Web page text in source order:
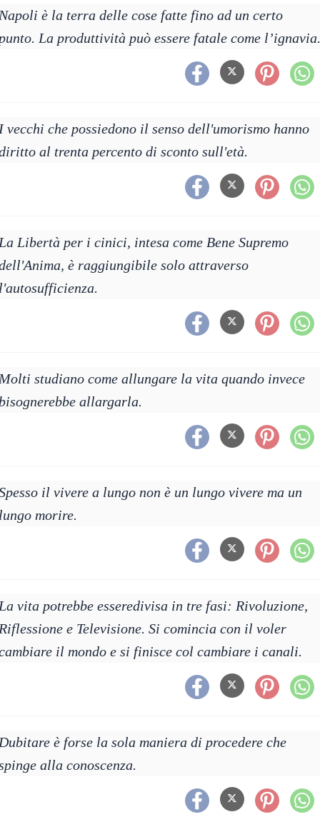
è la terra delle cose fatte fino ad un certo
La produttività può essere fatale come l’ignavia.
vecchi che possiedono il senso dell'umorismo hanno
al trenta percento di sconto sull'età.
Libertà per i cinici, intesa come Bene Supremo
è raggiungibile solo attraverso
studiano come allungare la vita quando invece
allargarla.
il vivere a lungo non è un lungo vivere ma un
morire.
vita potrebbe esseredivisa in tre fasi: Rivoluzione,
e Televisione. Si comincia con il voler
il mondo e si finisce col cambiare i canali.
è forse la sola maniera di procedere che
alla conoscenza.